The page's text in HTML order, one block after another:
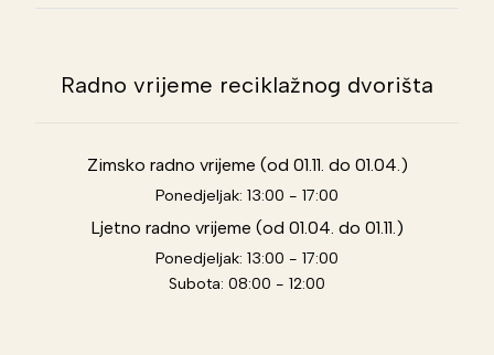
Radno vrijeme reciklažnog dvorišta
Zimsko radno vrijeme (od 01.11. do 01.04.)
Ponedjeljak: 13:00 - 17:00
Ljetno radno vrijeme (od 01.04. do 01.11.)
Ponedjeljak: 13:00 - 17:00
Subota: 08:00 - 12:00